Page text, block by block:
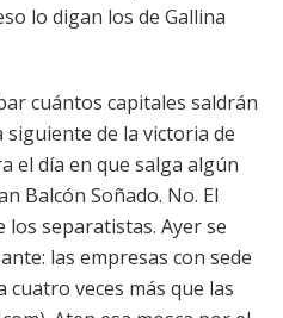
lo digan los de Gallina
cuántos capitales saldrán
siguiente de la victoria de
el día en que salga algún
Balcón Soñado. No. El
los separatistas. Ayer se
las empresas con sede
cuatro veces más que las